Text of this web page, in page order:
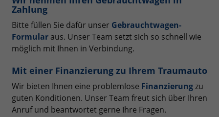
Zahlung
Bitte füllen Sie dafür unser Gebrauchtwagen-
Formular aus. Unser Team setzt sich so schnell wie
möglich mit Ihnen in Verbindung.
Mit einer Finanzierung zu Ihrem Traumauto
Wir bieten Ihnen eine problemlose Finanzierungzu
guten Konditionen. Unser Team freut sich über Ihren
Anruf und beantwortet gerne Ihre Fragen.